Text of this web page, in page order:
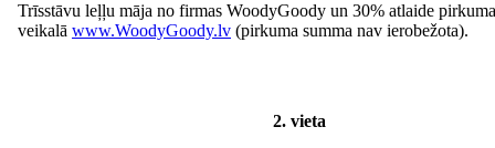
Trīsstāvu leļļu māja no firmas WoodyGoody un 30% atlaide
veikalā www.WoodyGoody.lv (pirkuma summa nav ierobežota).
2. vieta